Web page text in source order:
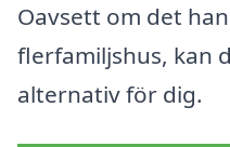
Oavsett om det
flerfamiljshus, kan
alternativ för dig.